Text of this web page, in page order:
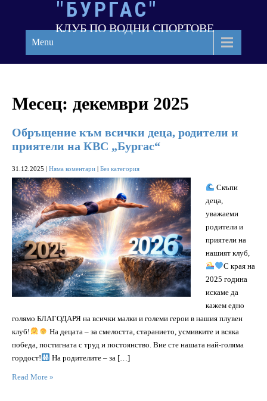
"БУРГАС"
КЛУБ ПО ВОДНИ СПОРТОВЕ
Menu
Месец: декември 2025
Обръщение към всички деца, родители и
приятели на КВС „Бургас“
31.12.2025 | Няма коментари | Без категория
Скъпи
деца,
уважаеми
родители и
приятели на
нашият клуб,
С края на
2025 година
искаме да
кажем едно
голямо БЛАГОДАРЯ на всички малки и големи герои в нашия плувен
клуб!
На децата – за смелостта, старанието, усмивките и всяка
победа, постигната с труд и постоянство. Вие сте нашата най-голяма
гордост!
На родителите – за […]
Read More »